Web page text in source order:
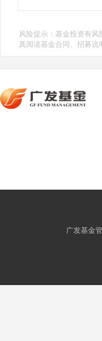
风险提示：基金投资有
真阅读基金合同、招募说
广发基金